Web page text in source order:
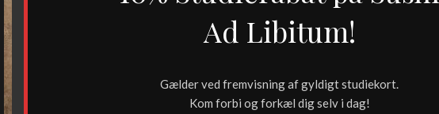
Ad Libitum!
Gælder ved fremvisning af gyldigt studiekort.
Kom forbi og forkæl dig selv i dag!